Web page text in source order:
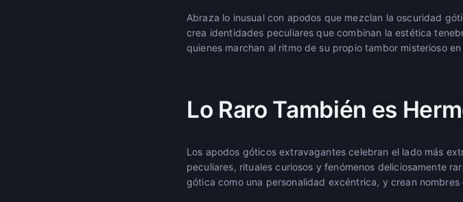
Abraza lo inusual con apodos que mezclan la oscuridad
crea identidades peculiares que combinan la estética
quienes marchan al ritmo de su propio tambor misterioso
Lo Raro También es
Los apodos góticos extravagantes celebran el lado más
peculiares, rituales curiosos y fenómenos deliciosamente
gótica como una personalidad excéntrica, y crean